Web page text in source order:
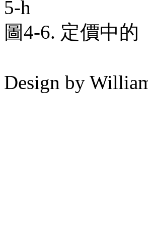
圖4-6. 定價中
Design by